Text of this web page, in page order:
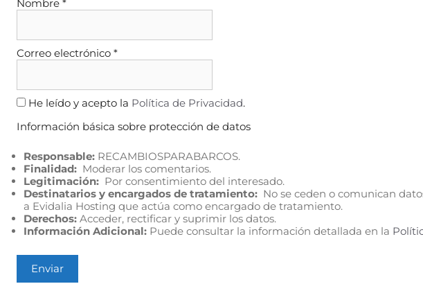
Nombre *
Correo electrónico *
He leído y acepto la Política de Privacidad.
Información básica sobre protección de datos
Responsable: RECAMBIOSPARABARCOS.
Finalidad: Moderar los comentarios.
Legitimación: Por consentimiento del interesado.
Destinatarios y encargados de tratamiento: No se ceden o comunican
a Evidalia Hosting que actúa como encargado de tratamiento.
Derechos: Acceder, rectificar y suprimir los datos.
Información Adicional: Puede consultar la información detallada en la